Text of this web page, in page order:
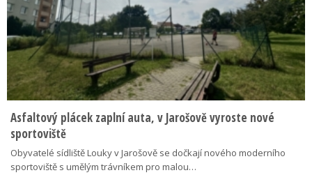
Asfaltový plácek zaplní auta, v Jarošově vyroste nové
sportoviště
Obyvatelé sídliště Louky v Jarošově se dočkají nového moderního
sportoviště s umělým trávníkem pro malou…